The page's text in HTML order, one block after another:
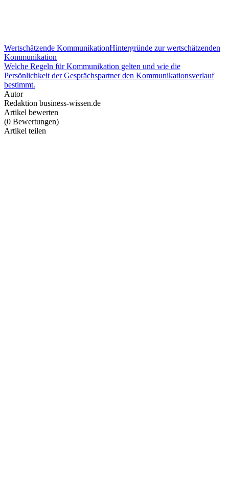
Wertschätzende KommunikationHintergründe zur wertschätzenden
Kommunikation
Welche Regeln für Kommunikation gelten und wie die
Persönlichkeit der Gesprächspartner den Kommunikationsverlauf
bestimmt.
Autor
Redaktion business-wissen.de
Artikel bewerten
(0 Bewertungen)
Artikel teilen